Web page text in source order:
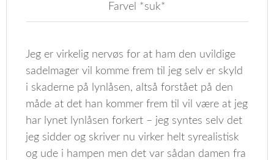
Farvel *suk*
Jeg er virkelig nervøs for at ham den uvildige
sadelmager vil komme frem til jeg selv er skyld
i skaderne på lynlåsen, altså forstået på den
måde at det han kommer frem til vil være at jeg
har lynet lynlåsen forkert – jeg syntes selv det
jeg sidder og skriver nu virker helt syrealistisk
og ude i hampen men det var sådan damen fra